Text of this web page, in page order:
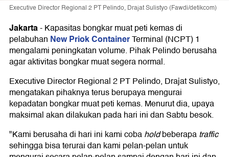
Executive Director Regional 2 PT Pelindo, Drajat Sulistyo (Fawdi/detikcom)
Jakarta-Kapasitas bongkar muat peti kemas di
pelabuhan New Priok ContainerTerminal (NCPT) 1
mengalami peningkatan volume. Pihak Pelindo berusaha
agar aktivitas bongkar muat segera normal.
Executive Director Regional 2 PT Pelindo, Drajat Sulistyo,
mengatakan pihaknya terus berupaya mengurai
kepadatan bongkar muat peti kemas. Menurut dia, upaya
maksimal akan dilakukan pada hari ini dan Sabtu besok.
"Kami berusaha di hari ini kami cobaholdbeberapatraffic
sehingga bisa terurai dan kami pelan-pelan untuk